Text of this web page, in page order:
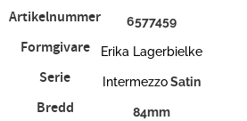
Artikelnummer 6577459
Formgivare Erika Lagerbielke
Serie IntermezzoSatin
Bredd 84mm